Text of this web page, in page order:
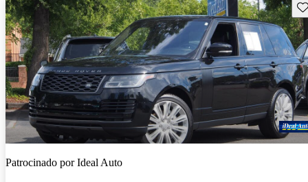
Patrocinado porIdeal Auto